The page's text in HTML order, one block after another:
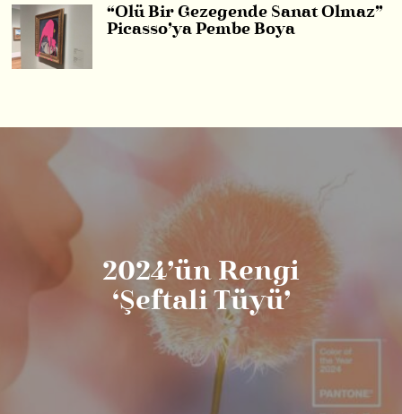
“Ölü Bir Gezegende Sanat Olmaz”
Picasso’ya Pembe Boya
2024’ün Rengi
‘Şeftali Tüyü’